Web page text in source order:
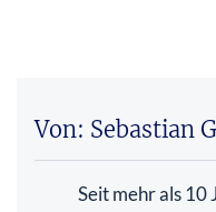
Von: Sebastian
Seit mehr als 10